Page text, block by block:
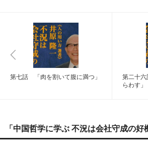
第七話 「肉を割いて腹に満つ」
第二十
らわす」
「中国哲学に学ぶ 不況は会社守成の好